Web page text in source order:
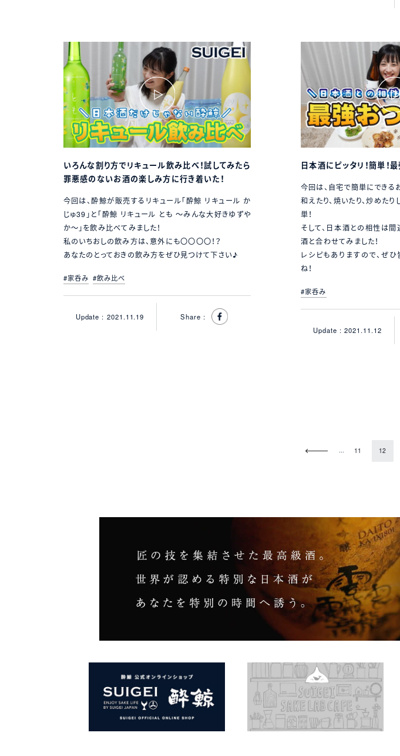
いろんな割り方でリキュール飲み比べ！試してみたら
罪悪感のないお酒の楽しみ方に行き着いた！
今回は、酔鯨が販売するリキュール「酔鯨 リキュール か
じゅ39」と「酔鯨 リキュール とも ～みんな大好きゆずや
か～」を飲み比べてみました！
私のいちおしの飲み方は、意外にも〇〇〇〇！？
あなたのとっておきの飲み方をぜひ見つけて下さい♪
#家呑み #飲み比べ
Update : 2021.11.19 Share :
日本酒にピッタリ！簡単！
今回は、自宅で簡単にできる
和えたり、焼いたり、炒めた
単！
そして、日本酒との相性は
酒と合わせてみました！
レシピもありますので、ぜ
ね！
#家呑み
Update : 2021.11.12
...
11 12